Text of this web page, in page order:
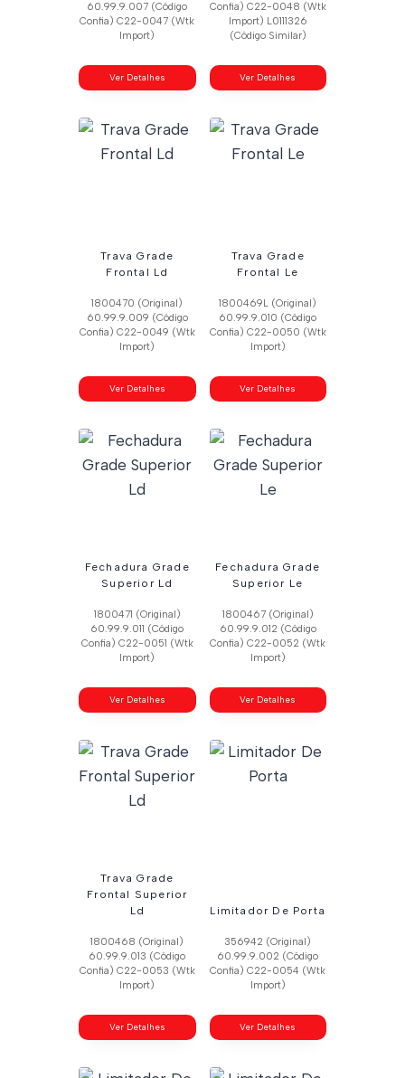
60.99.9.007 (Código
Confia) C22-0047 (Wtk
Import)
Ver Detalhes
Confia) C22-0048 (Wtk
Import) L0111326
(Código Similar)
Ver Detalhes
Trava Grade
Frontal Ld
1800470 (Original)
60.99.9.009 (Código
Confia) C22-0049 (Wtk
Import)
Ver Detalhes
Trava Grade
Frontal Le
1800469L (Original)
60.99.9.010 (Código
Confia) C22-0050 (Wtk
Import)
Ver Detalhes
Fechadura Grade
Superior Ld
1800471 (Original)
60.99.9.011 (Código
Confia) C22-0051 (Wtk
Import)
Ver Detalhes
Fechadura Grade
Superior Le
1800467 (Original)
60.99.9.012 (Código
Confia) C22-0052 (Wtk
Import)
Ver Detalhes
Trava Grade
Frontal Superior
Ld
1800468 (Original)
60.99.9.013 (Código
Confia) C22-0053 (Wtk
Import)
Ver Detalhes
Limitador De Porta
356942 (Original)
60.99.9.002 (Código
Confia) C22-0054 (Wtk
Import)
Ver Detalhes